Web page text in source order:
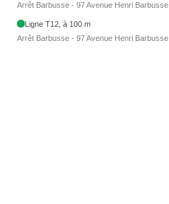
Arrêt Barbusse - 97 Avenue Henri Barbusse
Ligne T12, à 100 m
Arrêt Barbusse - 97 Avenue Henri Barbusse